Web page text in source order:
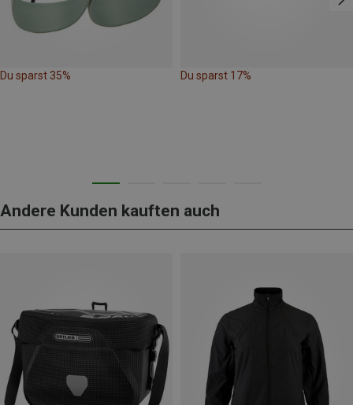
Du sparst 35% Du sparst 17%
Andere Kunden kauften auch